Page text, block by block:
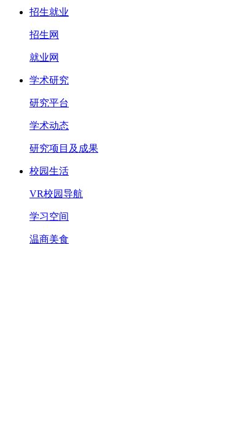
招生就业
招生网
就业网
学术研究
研究平台
学术动态
研究项目及成果
校园生活
VR校园导航
学习空间
温商美食